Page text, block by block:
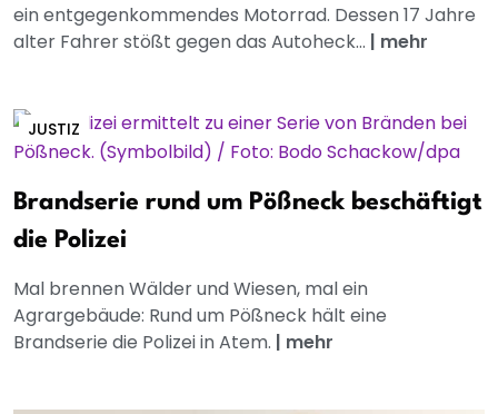
ein entgegenkommendes Motorrad. Dessen 17 Jahre
alter Fahrer stößt gegen das Autoheck... | mehr
JUSTIZ
Brandserie rund um Pößneck beschäftigt
die Polizei
Mal brennen Wälder und Wiesen, mal ein
Agrargebäude: Rund um Pößneck hält eine
Brandserie die Polizei in Atem. | mehr